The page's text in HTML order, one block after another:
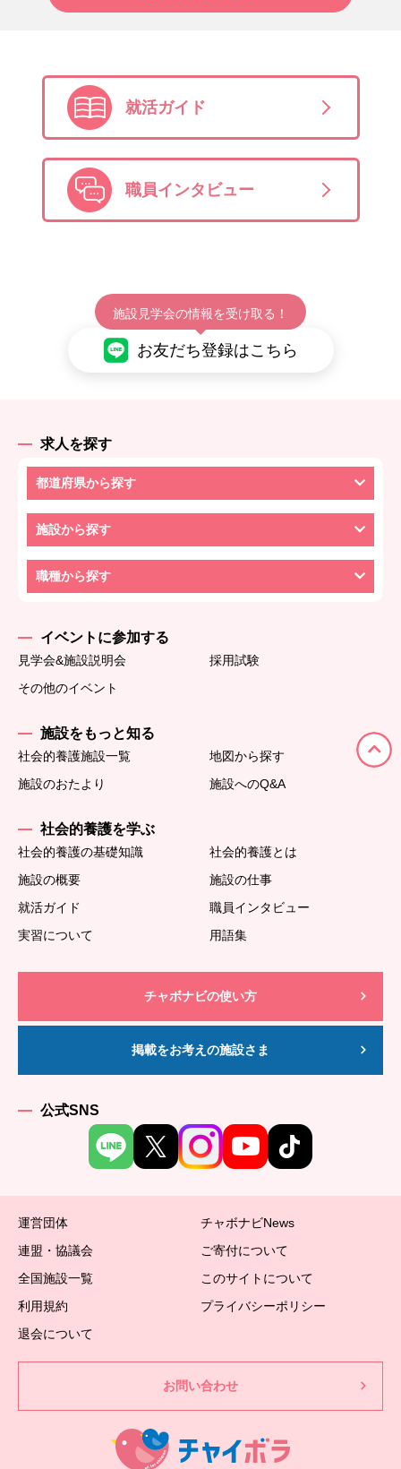
就活ガイド
職員インタビュー
施設見学会の情報を受け取る！
お友だち登録はこちら
求人を探す
都道府県から探す
施設から探す
職種から探す
イベントに参加する
見学会&施設説明会
採用試験
その他のイベント
施設をもっと知る
社会的養護施設一覧
地図から探す
施設のおたより
施設へのQ&A
社会的養護を学ぶ
社会的養護の基礎知識
社会的養護とは
施設の概要
施設の仕事
就活ガイド
職員インタビュー
実習について
用語集
チャボナビの使い方
掲載をお考えの施設さま
公式SNS
運営団体
チャボナビNews
連盟・協議会
ご寄付について
全国施設一覧
このサイトについて
利用規約
プライバシーポリシー
退会について
お問い合わせ